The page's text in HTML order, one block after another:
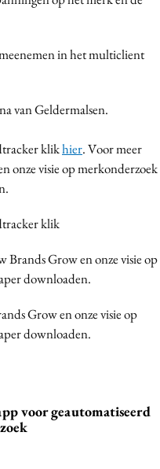
in het multiclient
van Geldermalsen.
klikhier. Voor meer
onze visie op merkonderzoek
klik
Brands Grow en onze visie op
downloaden.
Grow en onze visie op
downloaden.
voor geautomatiseerd